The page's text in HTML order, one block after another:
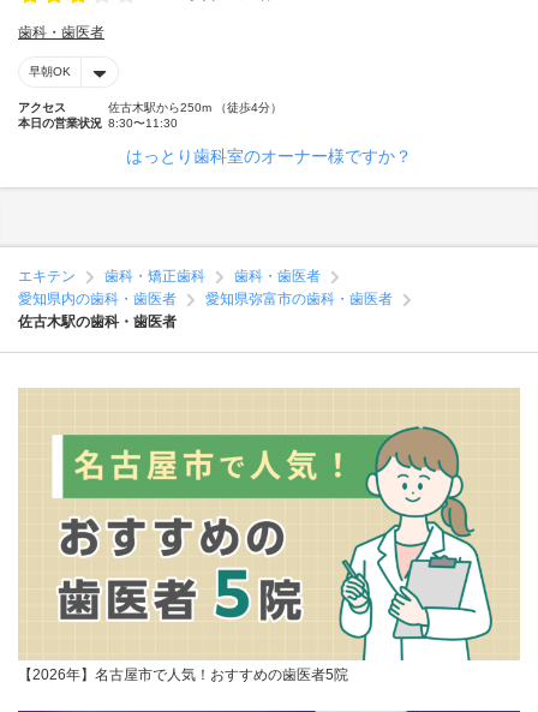
歯科・歯医者
早朝OK
アクセス
佐古木駅から250m （徒歩4分）
本日の営業状況 8:30〜11:30
はっとり歯科室のオーナー様ですか？
エキテン 歯科・矯正歯科
歯科・歯医者
愛知県内の歯科・歯医者
愛知県弥富市の歯科・歯医者
佐古木駅の歯科・歯医者
【2026年】名古屋市で人気！おすすめの歯医者5院